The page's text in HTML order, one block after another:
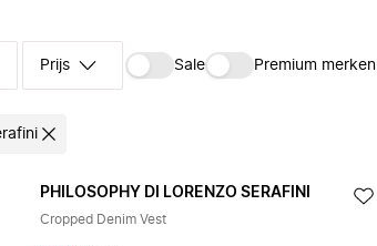
Prijs Sale Premium merken
PHILOSOPHY DI LORENZO SERAFINI
Cropped Denim Vest